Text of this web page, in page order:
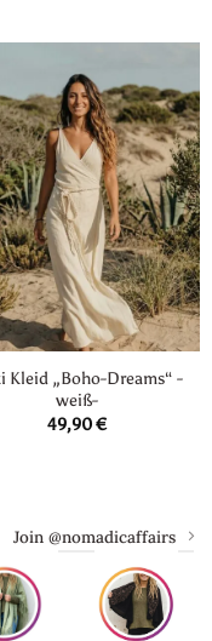
Kleid „Boho-Dreams“ -
weiß-
49,90€
Join @nomadicaffairs